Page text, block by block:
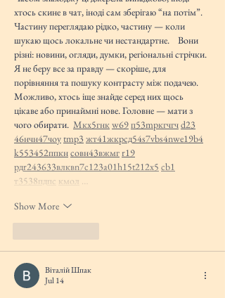
хтось скине в чат, іноді сам зберігаю “на потім”.
Частину переглядаю рідко, частину — коли
шукаю щось локальне чи нестандартне.    Вони
різні: новини, огляди, думки, регіональні стрічки.
Я не беру все за правду — скоріше, для
порівняння та пошуку контрасту між подачею.
Можливо, хтось іще знайде серед них щось
цікаве або принаймні нове. Головне — мати з
чого обирати. Мкх5гнкw69п53mpкгчгчd23
46нчн47чоуtmp3 жт41жкрсд54s7vbs4nwe19b4
k553452ппкнсовн43вжмгr19
рдr243633влквn7c123a01h15t212x5 cb1
т3538пдпс кмол …
Show More
Віталій Шпак
Jul 14